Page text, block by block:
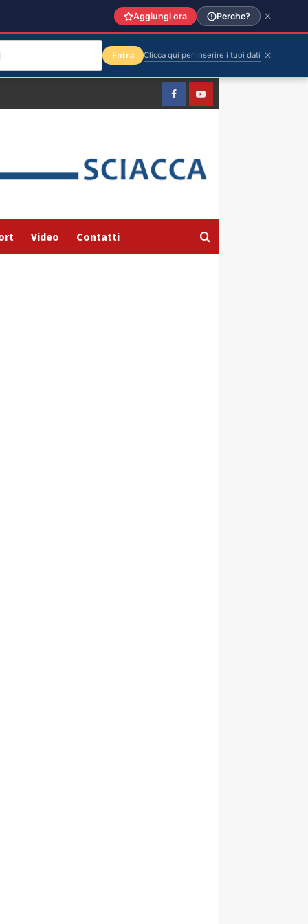
FacebookYountube
Video Contatti
Aggiungi ora Perche?
Entra Clicca qui per inserire i tuoi dati